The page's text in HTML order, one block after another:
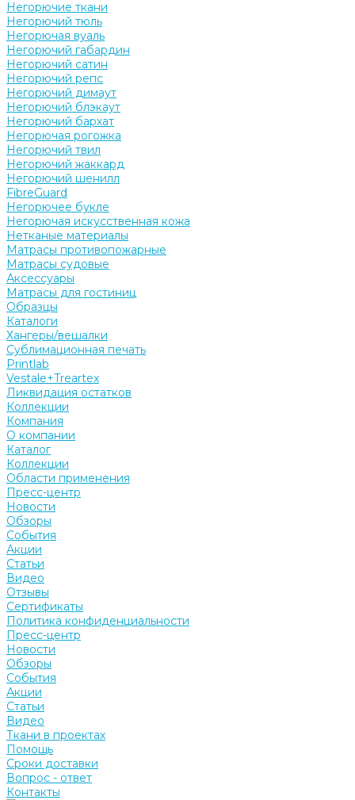
Негорючие ткани
Негорючий тюль
Негорючая вуаль
Негорючий габардин
Негорючий сатин
Негорючий репс
Негорючий димаут
Негорючий блэкаут
Негорючий бархат
Негорючая рогожка
Негорючий твил
Негорючий жаккард
Негорючий шенилл
FibreGuard
Негорючее букле
Негорючая искусственная кожа
Нетканые материалы
Матрасы противопожарные
Матрасы судовые
Аксессуары
Матрасы для гостиниц
Образцы
Каталоги
Хангеры/вешалки
Сублимационная печать
Printlab
Vestale+Treartex
Ликвидация остатков
Коллекции
Компания
О компании
Каталог
Коллекции
Области применения
Пресс-центр
Новости
Обзоры
События
Акции
Статьи
Видео
Отзывы
Сертификаты
Политика конфиденциальности
Пресс-центр
Новости
Обзоры
События
Акции
Статьи
Видео
Ткани в проектах
Помощь
Сроки доставки
Вопрос - ответ
Контакты